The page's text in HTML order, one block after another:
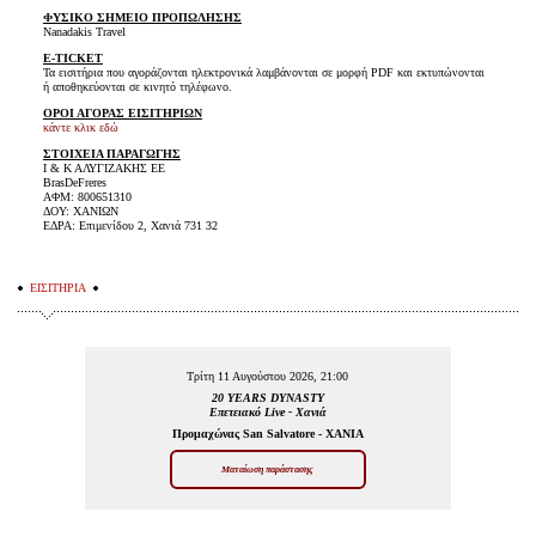
ΦΥΣΙΚΟ ΣΗΜΕΙΟ ΠΡΟΠΩΛΗΣΗΣ
Nanadakis Travel
E-TICKET
Τα εισιτήρια που αγοράζονται ηλεκτρονικά λαμβάνονται σε μορφή PDF και εκτυπώνονται
ή αποθηκεύονται σε κινητό τηλέφωνο.
ΟΡΟΙ ΑΓΟΡΑΣ ΕΙΣΙΤΗΡΙΩΝ
κάντε κλικ εδώ
ΣΤΟΙΧΕΙΑ ΠΑΡΑΓΩΓΗΣ
Ι & Κ ΑΛΥΓΙΖΑΚΗΣ ΕΕ
BrasDeFreres
ΑΦΜ: 800651310
ΔΟΥ: ΧΑΝΙΩΝ
ΕΔΡΑ: Επιμενίδου 2, Χανιά 731 32
ΕΙΣΙΤΗΡΙΑ
Τρίτη 11 Αυγούστου 2026, 21:00
20 YEARS DYNASTY
Επετειακό Live - Χανιά
Προμαχώνας San Salvatore - ΧΑΝΙΑ
Ματαίωση παράστασης